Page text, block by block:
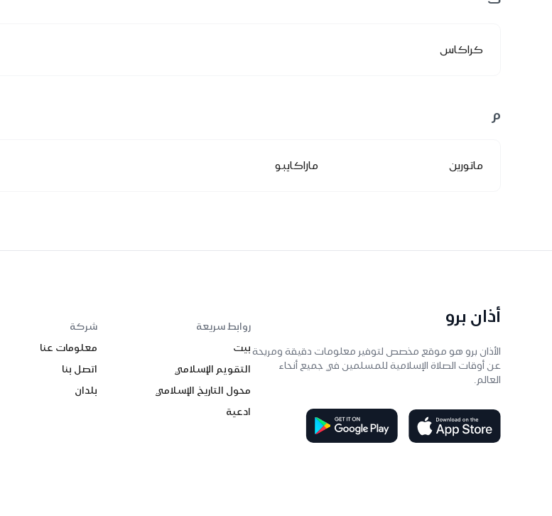
كراكاس
م
ماتورين ماراكايبو
أذان برو
الأذان برو هو موقع مخصص لتوفير معلومات دقيقة ومريحة
عن أوقات الصلاة الإسلامية للمسلمين في جميع أنحاء
العالم.
روابط سريعة
بيت
التقويم الإسلامي
محول التاريخ الإسلامي
ادعية
شركة
معلومات عنا
اتصل بنا
بلدان